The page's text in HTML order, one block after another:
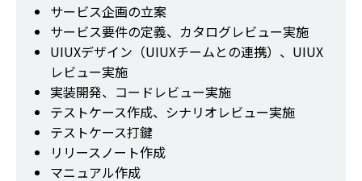
サービス企画の立案
サービス要件の定義、カタログレビュー実施
UIUXデザイン（UIUXチームとの連携）、UIUX
レビュー実施
実装開発、コードレビュー実施
テストケース作成、シナリオレビュー実施
テストケース打鍵
リリースノート作成
マニュアル作成